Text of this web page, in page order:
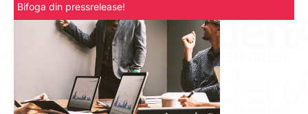
Bifoga din pressrelease!